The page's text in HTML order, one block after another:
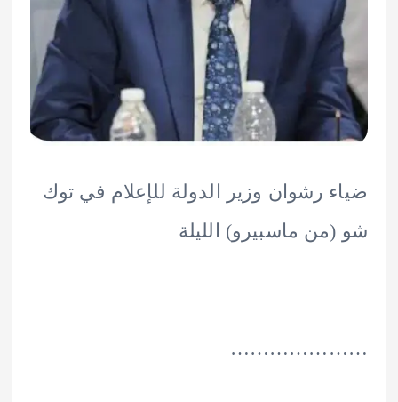
رشوان وزير الدولة للإعلام في توك
ماسبيرو) الليلة